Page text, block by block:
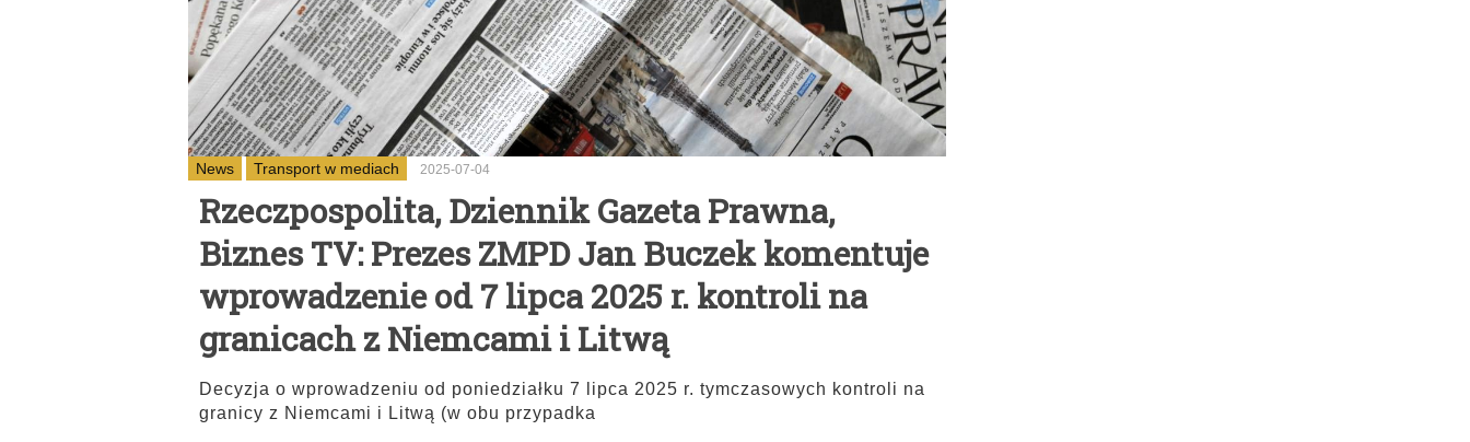
News Transport w mediach 2025-07-04
Rzeczpospolita, Dziennik Gazeta Prawna,
Biznes TV: Prezes ZMPD Jan Buczek komentuje
wprowadzenie od 7 lipca 2025 r. kontroli na
granicach z Niemcami i Litwą
Decyzja o wprowadzeniu od poniedziałku 7 lipca 2025 r. tymczasowych kontroli na
granicy z Niemcami i Litwą (w obu przypadka